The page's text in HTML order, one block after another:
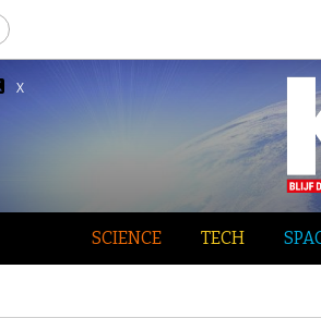
X
SCIENCE TECH